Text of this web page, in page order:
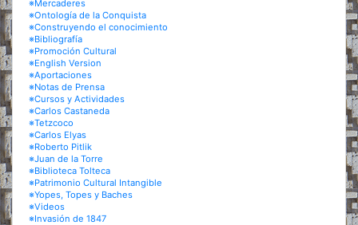
※Mercaderes
※Ontología de la Conquista
※Construyendo el conocimiento
※Bibliografía
※Promoción Cultural
※English Version
※Aportaciones
※Notas de Prensa
※Cursos y Actividades
※Carlos Castaneda
※Tetzcoco
※Carlos Elyas
※Roberto Pitlik
※Juan de la Torre
※Biblioteca Tolteca
※Patrimonio Cultural Intangible
※Yopes, Topes y Baches
※Videos
※Invasión de 1847